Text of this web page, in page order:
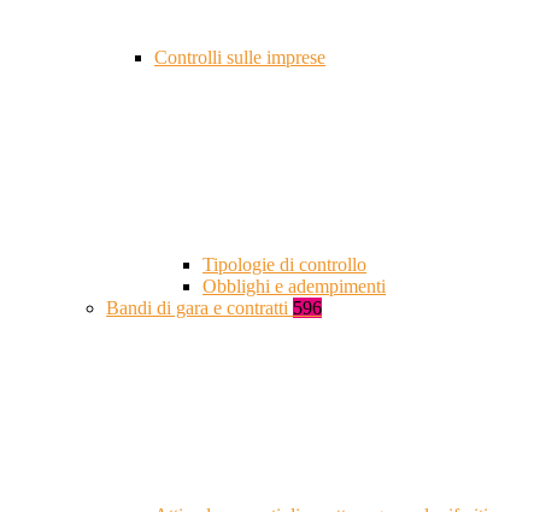
Controlli sulle imprese
Tipologie di controllo
Obblighi e adempimenti
Bandi di gara e contratti 596